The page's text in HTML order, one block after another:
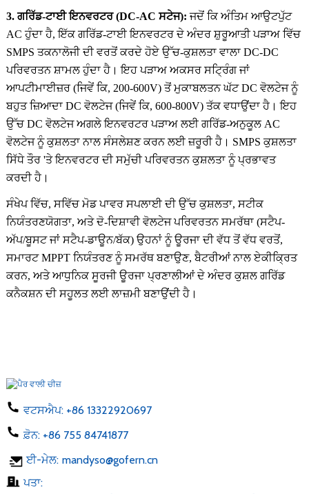
3. ਗਰਿੱਡ-ਟਾਈ ਇਨਵਰਟਰ (DC-AC ਸਟੇਜ):ਜਦੋਂ ਕਿ ਅੰਤਿਮ ਆਉਟਪੁੱਟ
AC ਹੁੰਦਾ ਹੈ, ਇੱਕ ਗਰਿੱਡ-ਟਾਈ ਇਨਵਰਟਰ ਦੇ ਅੰਦਰ ਸ਼ੁਰੂਆਤੀ ਪੜਾਅ ਵਿੱਚ
SMPS ਤਕਨਾਲੋਜੀ ਦੀ ਵਰਤੋਂ ਕਰਦੇ ਹੋਏ ਉੱਚ-ਕੁਸ਼ਲਤਾ ਵਾਲਾ DC-DC
ਪਰਿਵਰਤਨ ਸ਼ਾਮਲ ਹੁੰਦਾ ਹੈ। ਇਹ ਪੜਾਅ ਅਕਸਰ ਸਟ੍ਰਿੰਗ ਜਾਂ
ਆਪਟੀਮਾਈਜ਼ਰ (ਜਿਵੇਂ ਕਿ, 200-600V) ਤੋਂ ਮੁਕਾਬਲਤਨ ਘੱਟ DC ਵੋਲਟੇਜ ਨੂੰ
ਬਹੁਤ ਜ਼ਿਆਦਾ DC ਵੋਲਟੇਜ (ਜਿਵੇਂ ਕਿ, 600-800V) ਤੱਕ ਵਧਾਉਂਦਾ ਹੈ। ਇਹ
ਉੱਚ DC ਵੋਲਟੇਜ ਅਗਲੇ ਇਨਵਰਟਰ ਪੜਾਅ ਲਈ ਗਰਿੱਡ-ਅਨੁਕੂਲ AC
ਵੋਲਟੇਜ ਨੂੰ ਕੁਸ਼ਲਤਾ ਨਾਲ ਸੰਸਲੇਸ਼ਣ ਕਰਨ ਲਈ ਜ਼ਰੂਰੀ ਹੈ। SMPS ਕੁਸ਼ਲਤਾ
ਸਿੱਧੇ ਤੌਰ 'ਤੇ ਇਨਵਰਟਰ ਦੀ ਸਮੁੱਚੀ ਪਰਿਵਰਤਨ ਕੁਸ਼ਲਤਾ ਨੂੰ ਪ੍ਰਭਾਵਤ
ਕਰਦੀ ਹੈ।
ਸੰਖੇਪ ਵਿੱਚ, ਸਵਿੱਚ ਮੋਡ ਪਾਵਰ ਸਪਲਾਈ ਦੀ ਉੱਚ ਕੁਸ਼ਲਤਾ, ਸਟੀਕ
ਨਿਯੰਤਰਣਯੋਗਤਾ, ਅਤੇ ਦੋ-ਦਿਸ਼ਾਵੀ ਵੋਲਟੇਜ ਪਰਿਵਰਤਨ ਸਮਰੱਥਾ (ਸਟੈਪ-
ਅੱਪ/ਬੂਸਟ ਜਾਂ ਸਟੈਪ-ਡਾਊਨ/ਬੱਕ) ਉਹਨਾਂ ਨੂੰ ਊਰਜਾ ਦੀ ਵੱਧ ਤੋਂ ਵੱਧ ਵਰਤੋਂ,
ਸਮਾਰਟ MPPT ਨਿਯੰਤਰਣ ਨੂੰ ਸਮਰੱਥ ਬਣਾਉਣ, ਬੈਟਰੀਆਂ ਨਾਲ ਏਕੀਕ੍ਰਿਤ
ਕਰਨ, ਅਤੇ ਆਧੁਨਿਕ ਸੂਰਜੀ ਊਰਜਾ ਪ੍ਰਣਾਲੀਆਂ ਦੇ ਅੰਦਰ ਕੁਸ਼ਲ ਗਰਿੱਡ
ਕਨੈਕਸ਼ਨ ਦੀ ਸਹੂਲਤ ਲਈ ਲਾਜ਼ਮੀ ਬਣਾਉਂਦੀ ਹੈ।
ਵਟਸਐਪ: +86 13322920697
ਫ਼ੋਨ: +86 755 84741877
ਈ-ਮੇਲ: mandyso@gofern.cn
ਪਤਾ: